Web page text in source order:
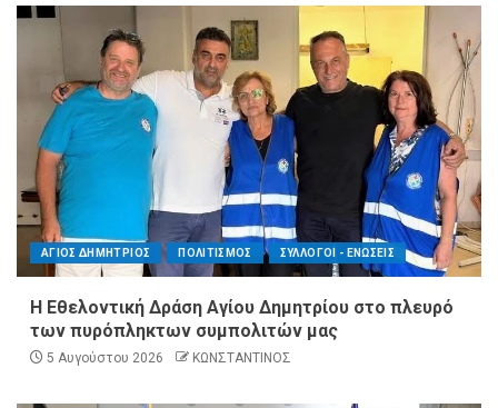
ΑΓΙΟΣ ΔΗΜΗΤΡΙΟΣ ΠΟΛΙΤΙΣΜΟΣ ΣΥΛΛΟΓΟΙ - ΕΝΩΣΕΙΣ
Η Εθελοντική Δράση Αγίου Δημητρίου στο πλευρό
των πυρόπληκτων συμπολιτών μας
5 Αυγούστου 2026 ΚΩΝΣΤΑΝΤΙΝΟΣ